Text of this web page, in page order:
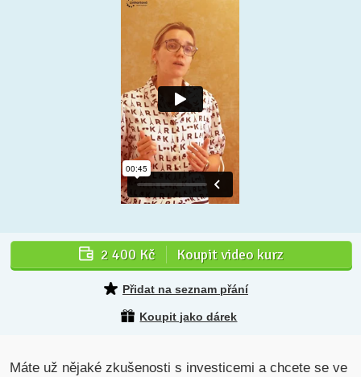
2 400 Kč Koupit video kurz
Přidat na seznam přání
Koupit jako dárek
Máte už nějaké zkušenosti s investicemi a chcete se ve